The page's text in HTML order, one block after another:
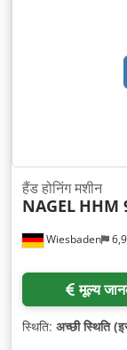
Wiesbaden
हैंड होनिंग मशीन
NAGEL HHM
मूल्य
स्थिति: अच्छी स्थिति